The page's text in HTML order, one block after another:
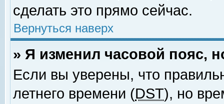
сделать это прямо сейчас.
Вернуться наверх
» Я изменил часовой пояс,
Если вы уверены, что
летнего времени (DST), но